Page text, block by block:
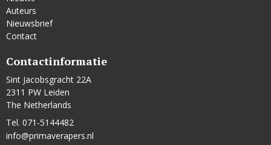
Auteurs
Nieuwsbrief
Contact
Contactinformatie
Sint Jacobsgracht 22A
2311 PW Leiden
The Netherlands
Tel. 071-5144482
info@primaverapers.nl